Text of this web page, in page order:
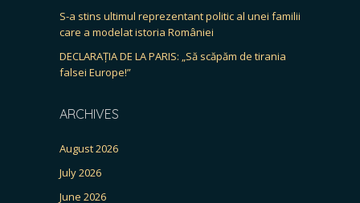
S-a stins ultimul reprezentant politic al unei familii
care a modelat istoria României
DECLARAȚIA DE LA PARIS: „Să scăpăm de tirania
falsei Europe!”
ARCHIVES
August 2026
July 2026
June 2026